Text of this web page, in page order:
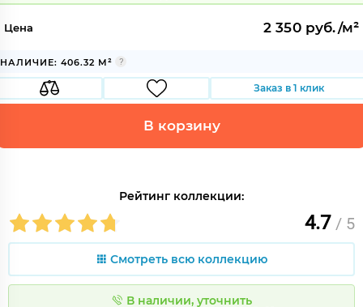
Цена 2 350 руб./м²
НАЛИЧИЕ: 406.32 М²
Заказ в 1 клик
В корзину
Рейтинг коллекции:
4.7 / 5
Смотреть всю коллекцию
В наличии, уточнить